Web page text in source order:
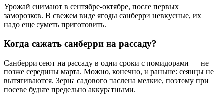
Урожай снимают в сентябре-октябре, после первых
заморозков. В свежем виде ягоды санберри невкусные, их
надо еще суметь приготовить.
Когда сажать санберри на рассаду?
Санберри сеют на рассаду в одни сроки с помидорами — не
позже середины марта. Можно, конечно, и раньше: сеянцы не
вытягиваются. Зерна садового паслена мелкие, поэтому при
посеве будьте предельно аккуратными.